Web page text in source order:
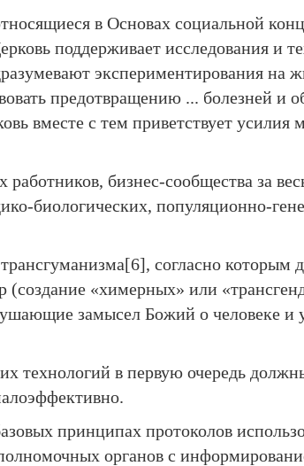
в Основах социальной
поддерживает исследования и
экспериментирования на
предотвращению ... болезней и
вместе с тем приветствует усилия
бизнес-сообщества за
биологических, популяционно-
согласно которым
«химерных» или
замысел Божий о человеке и
технологий в первую очередь
принципах протоколов
органов с